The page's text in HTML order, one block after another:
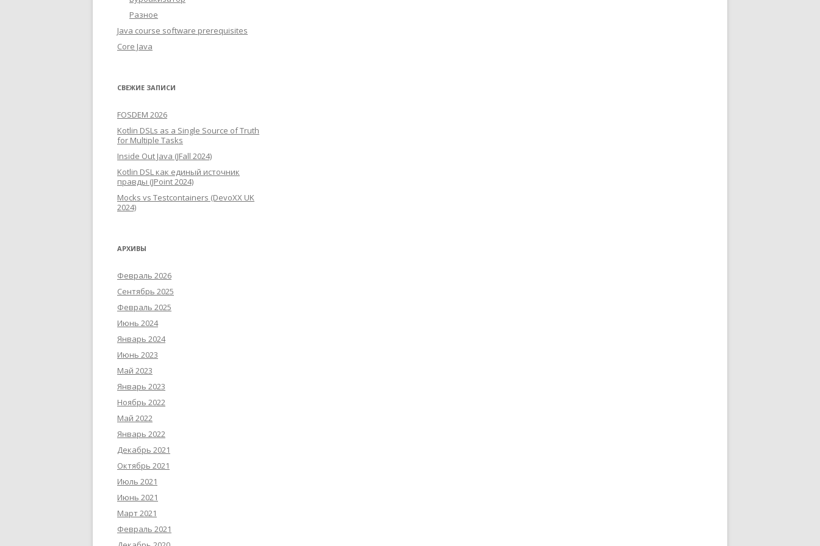
Разное
Java course software prerequisites
Core Java
СВЕЖИЕ ЗАПИСИ
FOSDEM 2026
Kotlin DSLs as a Single Source of Truth
for Multiple Tasks
Inside Out Java (JFall 2024)
Kotlin DSL как единый источник
правды (JPoint 2024)
Mocks vs Testcontainers (DevoXX UK
2024)
АРХИВЫ
Февраль 2026
Сентябрь 2025
Февраль 2025
Июнь 2024
Январь 2024
Июнь 2023
Май 2023
Январь 2023
Ноябрь 2022
Май 2022
Январь 2022
Декабрь 2021
Октябрь 2021
Июль 2021
Июнь 2021
Март 2021
Февраль 2021